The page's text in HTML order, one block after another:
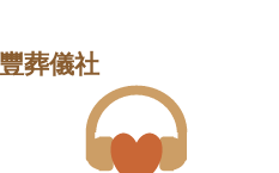
葬儀社